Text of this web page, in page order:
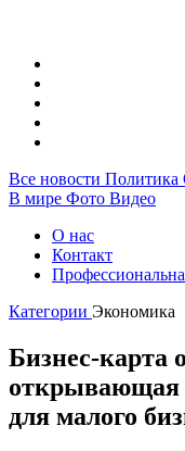
Все новости Политика
В мире Фото Видео
О нас
Контакт
Категории Экономика
Бизнес-карта
открывающая
для малого